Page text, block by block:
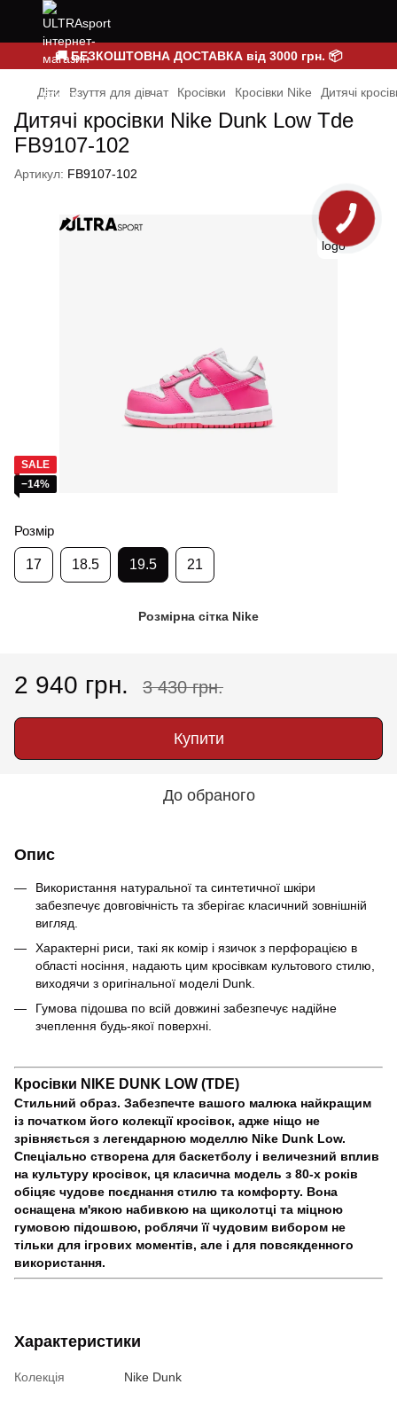
🚚 БЕЗКОШТОВНА ДОСТАВКА від 3000 грн. 📦
Діти Взуття для дівчат Кросівки Кросівки Nike Дитячі
Дитячі кросівки Nike Dunk Low Tde
FB9107-102
Артикул: FB9107-102
SALE
−14%
Розмір
17 18.5 19.5 21
Розмірна сітка Nike
2 940 грн. 3 430 грн.
Купити
До обраного
Опис
Використання натуральної та синтетичної шкіри
забезпечує довговічність та зберігає класичний зовнішній
вигляд.
Характерні риси, такі як комір і язичок з перфорацією в
області носіння, надають цим кросівкам культового стилю,
виходячи з оригінальної моделі Dunk.
Гумова підошва по всій довжині забезпечує надійне
зчеплення будь-якої поверхні.
Кросівки NIKE DUNK LOW (TDE)
Стильний образ. Забезпечте вашого малюка найкращим
із початком його колекції кросівок, адже ніщо не
зрівняється з легендарною моделлю Nike Dunk Low.
Спеціально створена для баскетболу і величезний вплив
на культуру кросівок, ця класична модель з 80-х років
обіцяє чудове поєднання стилю та комфорту. Вона
оснащена м'якою набивкою на щиколотці та міцною
гумовою підошвою, роблячи її чудовим вибором не
тільки для ігрових моментів, але і для повсякденного
використання.
Характеристики
Колекція Nike Dunk